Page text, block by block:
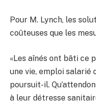
Pour M. Lynch, les
coûteuses que les
«Les aînés ont bâti ce
une vie, emploi
poursuit-il.
à leur détresse